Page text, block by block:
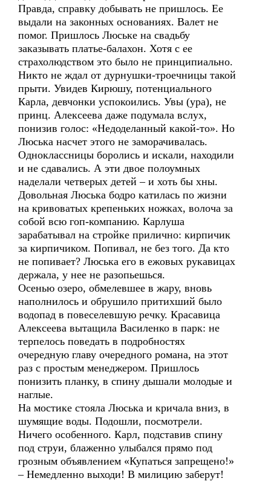
Правда, справку добывать не пришлось. Ее
выдали на законных основаниях. Валет не
помог. Пришлось Люське на свадьбу
заказывать платье-балахон. Хотя с ее
страхолюдством это было не принципиально.
Никто не ждал от дурнушки-троечницы такой
прыти. Увидев Кирюшу, потенциального
Карла, девчонки успокоились. Увы (ура), не
принц. Алексеева даже подумала вслух,
понизив голос: «Недоделанный какой-то». Но
Люська насчет этого не заморачивалась.
Одноклассницы боролись и искали, находили
и не сдавались. А эти двое полоумных
наделали четверых детей – и хоть бы хны.
Довольная Люська бодро катилась по жизни
на кривоватых крепеньких ножках, волоча за
собой всю гоп-компанию. Карлуша
зарабатывал на стройке прилично: кирпичик
за кирпичиком. Попивал, не без того. Да кто
не попивает? Люська его в ежовых рукавицах
держала, у нее не разопьешься.
Осенью озеро, обмелевшее в жару, вновь
наполнилось и обрушило притихший было
водопад в повеселевшую речку. Красавица
Алексеева вытащила Василенко в парк: не
терпелось поведать в подробностях
очередную главу очередного романа, на этот
раз с простым менеджером. Пришлось
понизить планку, в спину дышали молодые и
наглые.
На мостике стояла Люська и кричала вниз, в
шумящие воды. Подошли, посмотрели.
Ничего особенного. Карл, подставив спину
под струи, блаженно улыбался прямо под
грозным объявлением «Купаться запрещено!»
– Немедленно выходи! В милицию заберут!